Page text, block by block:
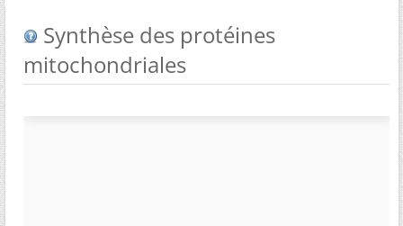
Synthèse des protéines
mitochondriales